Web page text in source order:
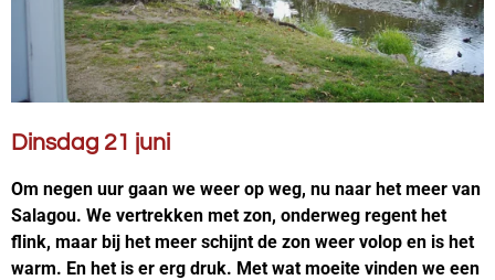
Dinsdag 21 juni
Om negen uur gaan we weer op weg, nu naar het meer van
Salagou. We vertrekken met zon, onderweg regent het
flink, maar bij het meer schijnt de zon weer volop en is het
warm. En het is er erg druk. Met wat moeite vinden we een